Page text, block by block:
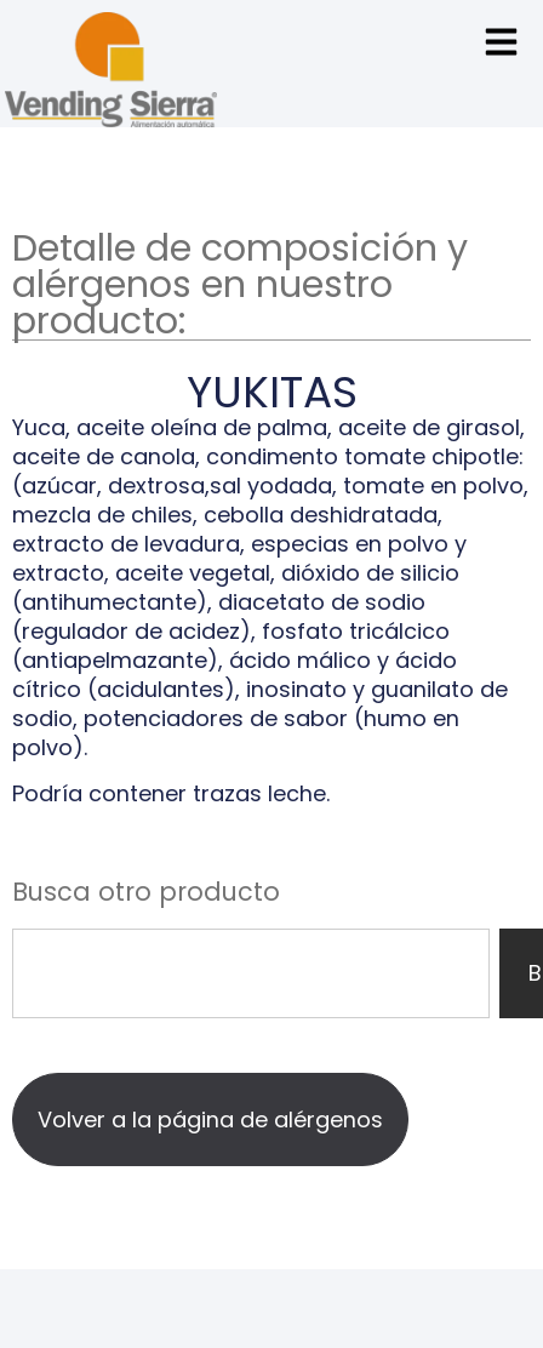
Detalle de composición y
alérgenos en nuestro
producto:
YUKITAS
Yuca, aceite oleína de palma, aceite de girasol,
aceite de canola, condimento tomate chipotle:
(azúcar, dextrosa,sal yodada, tomate en polvo,
mezcla de chiles, cebolla deshidratada,
extracto de levadura, especias en polvo y
extracto, aceite vegetal, dióxido de silicio
(antihumectante), diacetato de sodio
(regulador de acidez), fosfato tricálcico
(antiapelmazante), ácido málico y ácido
cítrico (acidulantes), inosinato y guanilato de
sodio, potenciadores de sabor (humo en
polvo).
Podría contener trazas leche.
Busca otro producto
Volver a la página de alérgenos